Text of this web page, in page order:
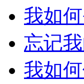
我如
忘记
我如